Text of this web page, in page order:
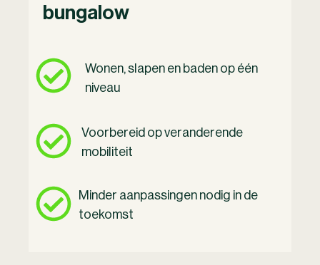
bungalow
Wonen, slapen en baden op één
niveau
Voorbereid op veranderende
mobiliteit
Minder aanpassingen nodig in de
toekomst